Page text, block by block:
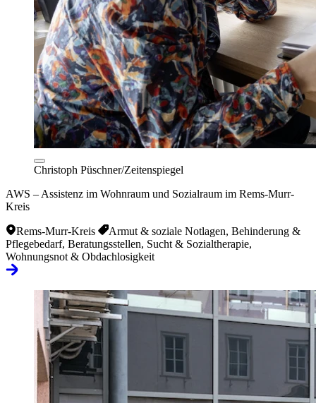
Christoph Püschner/Zeitenspiegel
AWS – Assistenz im Wohnraum und Sozialraum im Rems-Murr-
Kreis
Rems-Murr-Kreis
Armut & soziale Notlagen, Behinderung &
Pflegebedarf, Beratungsstellen, Sucht & Sozialtherapie,
Wohnungsnot & Obdachlosigkeit